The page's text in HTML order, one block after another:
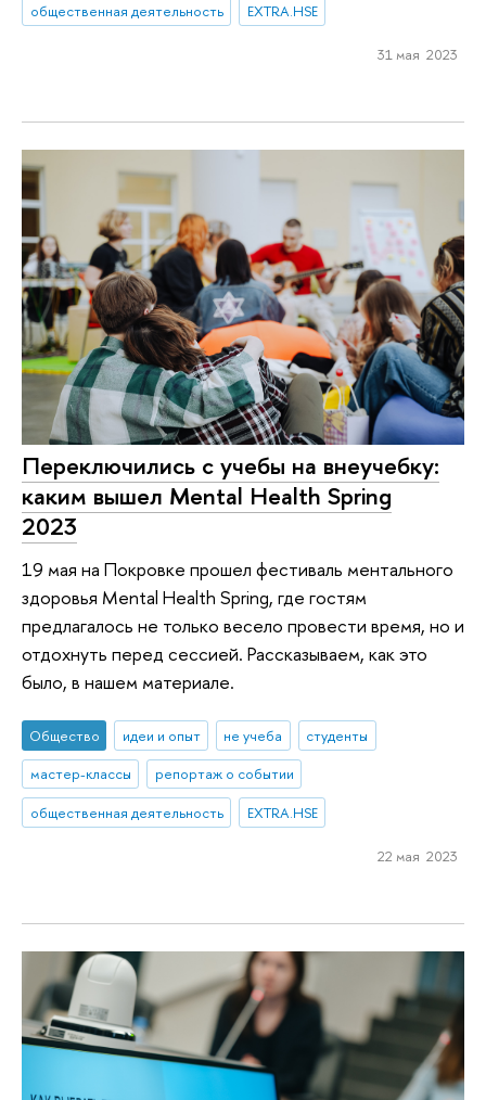
общественная деятельность
EXTRA.HSE
31 мая 2023
Переключились с учебы на внеучебку:
каким вышел Mental Health Spring
2023
19 мая на Покровке прошел фестиваль ментального
здоровья Mental Health Spring, где гостям
предлагалось не только весело провести время, но и
отдохнуть перед сессией. Рассказываем, как это
было, в нашем материале.
Общество идеи и опыт не учеба
студенты
мастер-классы
репортаж о событии
общественная деятельность
EXTRA.HSE
22 мая 2023